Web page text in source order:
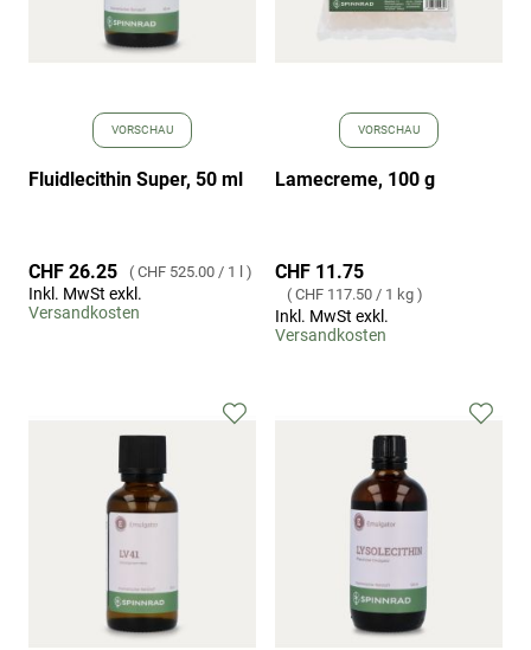
VORSCHAU
Fluidlecithin Super, 50 ml
CHF 26.25 CHF 525.00 / 1 l
Inkl. MwSt exkl.
Versandkosten
VORSCHAU
Lamecreme, 100 g
CHF 11.75
CHF 117.50 / 1 kg
Inkl. MwSt exkl.
Versandkosten
Zur Zur